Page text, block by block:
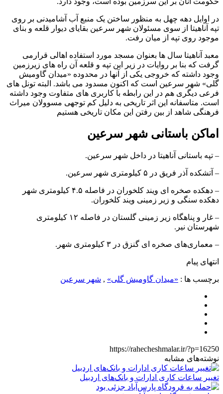
در اوایل دهه چهل به منظور ساختن یک منبع آب آشامیدنی بر روی
تپه آناهیتا از سوی مسئولان شهر سرعین بقایای دیوار قلعه و بنای
موجود روی تپه از میان رفت.
معبد آناهیتا سال ها بعنوان مسجد مورد استفاده اهالی قرارمی
گرفت که بنا بر روایات در زیر این تپه و قلعه آن راه های زیرزمین
وجود داشته که خروجی یکی از آنها در محدوده «میدان گاومیش
گلی» شهر سرعین است که اکنون مسدود می باشد. البته تونل های
فرعی دیگری هم در این رابطه با کاربری های متفاوت وجود داشته
است. متاسفانه این اثر تاریخی به دلیل کم توجهی مسوولان میراث
فرهنگی شاهد از بین رفتن این مکان تاریخی هستیم
اماکن باستانی شهر سرعین
– تپه باستانی آناهیتا در داخل شهر سرعین.
– آتشکده آذر فریق در ۵ کیلومتری شهر سرعین.
– دهکده صخره ای ویند کلخوران در فاصله ۴.۵ کیلومتری شهر
دهکده سنگی و زیر زمینی ویند کلخوران.
– غار و پناهگاه زیر زمینی گلستان در فاصله ۱۲ کیلومتری
شهرستان نیر.
– معماری‌های صخره ای گنزق در ۳ کیلومتری شهر.
انتهای پیام
برچسب ها : «میدان گاومیش گلی» , شهر سرعین
https://rahecheshmalar.ir/?p=16250
نوشته‌های مشابه
تغییر ساعات کاری ادارات و بانک‌های اردبیل